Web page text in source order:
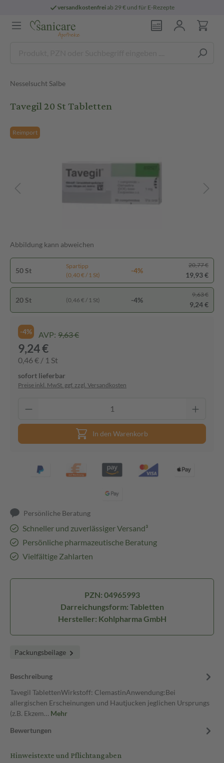
versandkostenfreiab 29 € und für E-Rezepte
Nesselsucht Salbe
Tavegil 20 St Tabletten
Reimport
Abbildung kann abweichen
50 St
Spartipp
(0,40 € / 1 St)
-4%
20,77 €
19,93 €
20 St (0,46 € / 1 St) -4%
9,63 €
9,24 €
-4% AVP: 9,63 €
9,24 €
0,46 € / 1 St
sofort lieferbar
Preise inkl. MwSt. ggf. zzgl. Versandkosten
In den Warenkorb
Persönliche Beratung
Schneller und zuverlässiger Versand³
Persönliche pharmazeutische Beratung
Vielfältige Zahlarten
PZN: 04965993
Darreichungsform: Tabletten
Hersteller: Kohlpharma GmbH
Packungsbeilage
Beschreibung
Tavegil TablettenWirkstoff: ClemastinAnwendung:Bei
allergischen Erscheinungen und Hautjucken jeglichen Ursprungs
(z.B. Ekzem… Mehr
Bewertungen
Hinweistexte und Pflichtangaben